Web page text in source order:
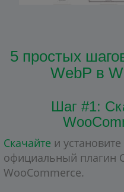
5 простых
WebP в
Шаг #1:
Скачайте и
официальный плагин
WooCommerce.